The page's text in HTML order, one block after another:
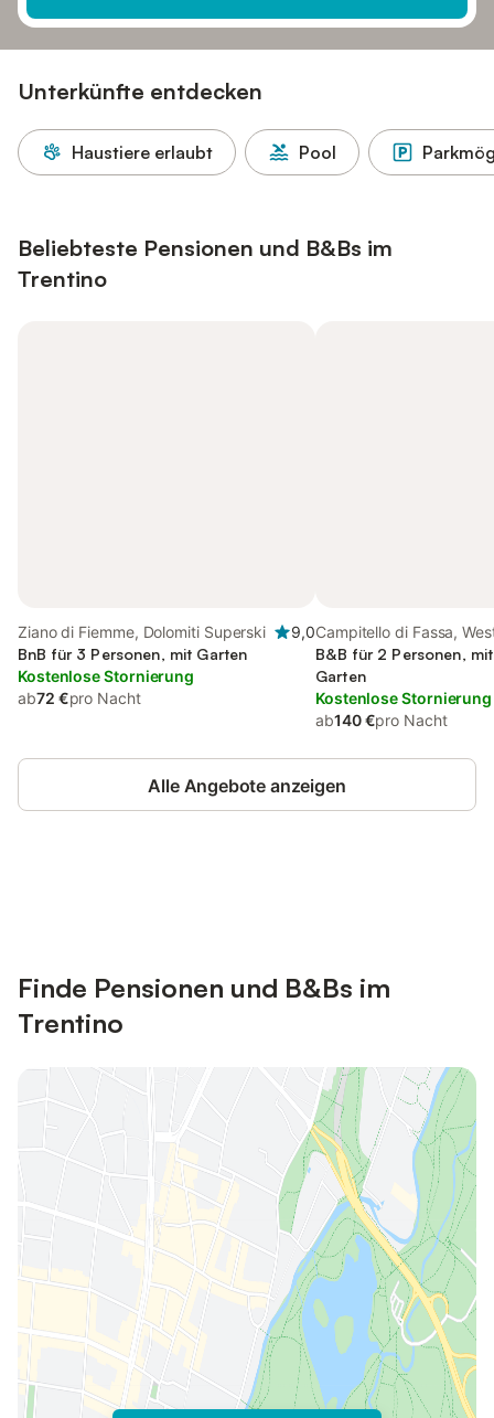
Unterkünfte entdecken
Haustiere erlaubt Pool
Beliebteste Pensionen und B&Bs im
Trentino
Ziano di Fiemme, Dolomiti Superski
9,0
BnB für 3 Personen, mit Garten
Kostenlose Stornierung
ab72 €pro Nacht
Campitello di Fassa,
Dolomiten
B&B für 2 Personen,
Garten
Kostenlose Stornierung
ab140 €pro Nacht
Alle Angebote anzeigen
Finde Pensionen und B&Bs im
Trentino